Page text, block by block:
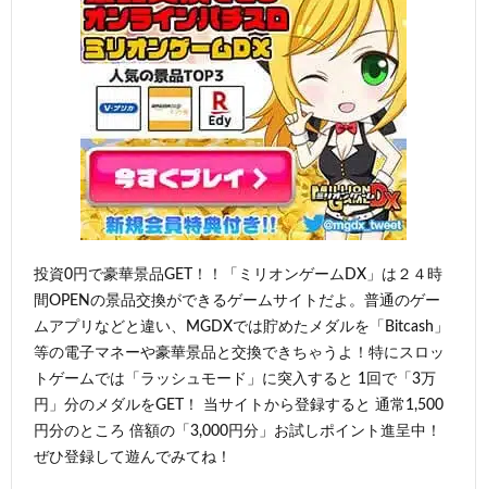
投資0円で豪華景品GET！！「ミリオンゲームDX」は２４時
間OPENの景品交換ができるゲームサイトだよ。普通のゲー
ムアプリなどと違い、MGDXでは貯めたメダルを「Bitcash」
等の電子マネーや豪華景品と交換できちゃうよ！特にスロッ
トゲームでは「ラッシュモード」に突入すると 1回で「3万
円」分のメダルをGET！ 当サイトから登録すると 通常1,500
円分のところ 倍額の「3,000円分」お試しポイント進呈中！
ぜひ登録して遊んでみてね！